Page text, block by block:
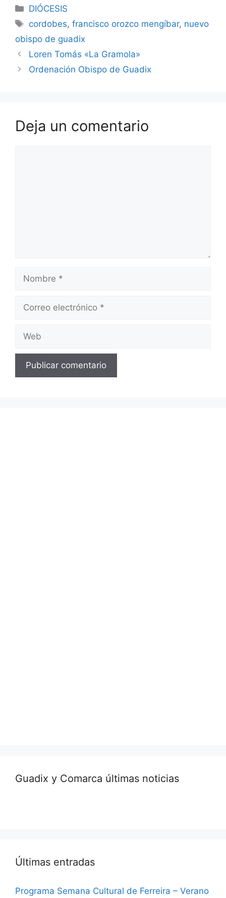
Categorías
DIÓCESIS
Etiquetas
cordobes,francisco orozco mengíbar, nuevo
obispo de guadix
Loren Tomás «La Gramola»
Ordenación Obispo de Guadix
Deja un comentario
Nombre
Correo
Web
Guadix y Comarca últimas noticias
Últimas entradas
Programa Semana Cultural de Ferreira – Verano